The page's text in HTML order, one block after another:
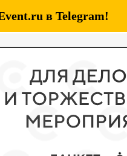
в Telegram!